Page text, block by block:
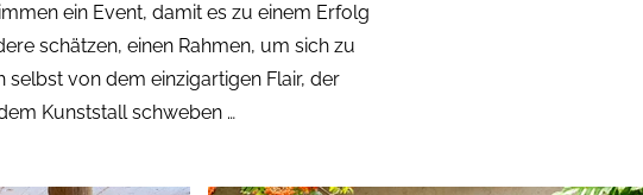
ein Event, damit es zu einem Erfolg
schätzen, einen Rahmen, um sich zu
von dem einzigartigen Flair, der
Kunststall schweben …